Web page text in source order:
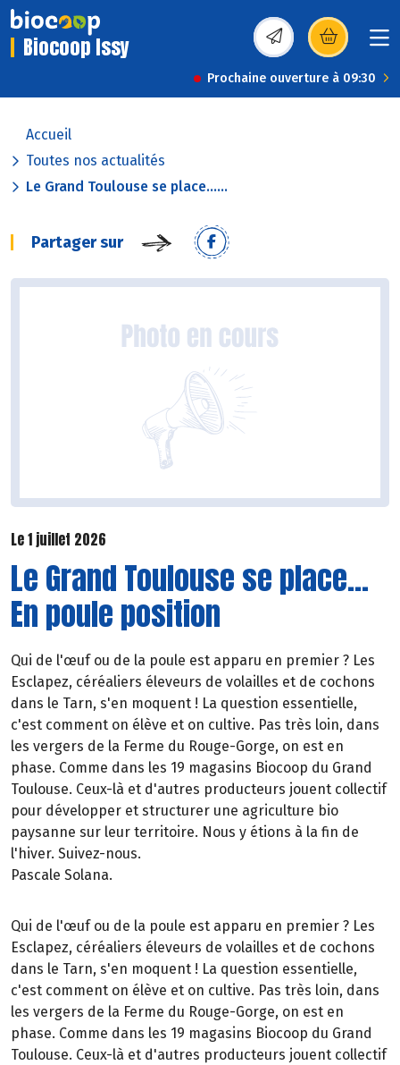
Biocoop Issy (s’ouvre dans une
Prochaine ouverture à 09:30
Accueil
Toutes nos actualités
Le Grand Toulouse se place......
Partager sur
Le 1 juillet 2026
Le Grand Toulouse se place...
En poule position
Qui de l'œuf ou de la poule est apparu en premier ? Les
Esclapez, céréaliers éleveurs de volailles et de cochons
dans le Tarn, s'en moquent ! La question essentielle,
c'est comment on élève et on cultive. Pas très loin, dans
les vergers de la Ferme du Rouge-Gorge, on est en
phase. Comme dans les 19 magasins Biocoop du Grand
Toulouse. Ceux-là et d'autres producteurs jouent collectif
pour développer et structurer une agriculture bio
paysanne sur leur territoire. Nous y étions à la fin de
l'hiver. Suivez-nous.
Pascale Solana.
Qui de l'œuf ou de la poule est apparu en premier ? Les
Esclapez, céréaliers éleveurs de volailles et de cochons
dans le Tarn, s'en moquent ! La question essentielle,
c'est comment on élève et on cultive. Pas très loin, dans
les vergers de la Ferme du Rouge-Gorge, on est en
phase. Comme dans les 19 magasins Biocoop du Grand
Toulouse. Ceux-là et d'autres producteurs jouent collectif